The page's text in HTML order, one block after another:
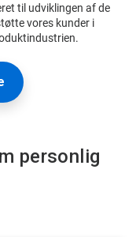
til udviklingen af de
vores kunder i
personlig